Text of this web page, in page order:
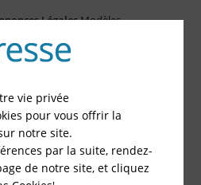
LégalesModèles,
légales en ligne
en 5 Minutes, c'est
vie privée
pour vous offrir la
notre site.
par la suite, rendez-
de notre site, et cliquez